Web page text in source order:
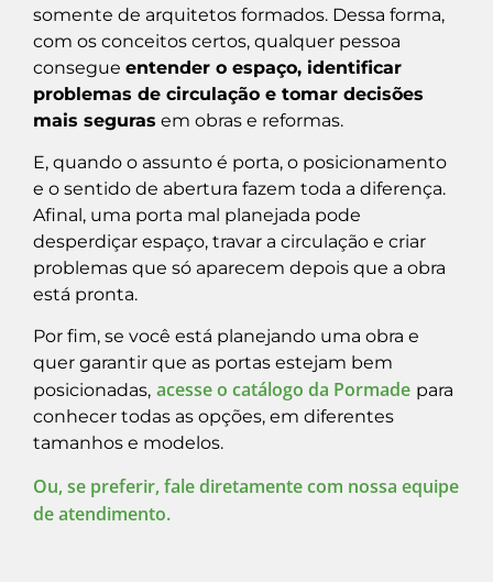
somente de arquitetos formados. Dessa forma,
com os conceitos certos, qualquer pessoa
consegue entender o espaço, identificar
problemas de circulação e tomar decisões
mais seguras em obras e reformas.
E, quando o assunto é porta, o posicionamento
e o sentido de abertura fazem toda a diferença.
Afinal, uma porta mal planejada pode
desperdiçar espaço, travar a circulação e criar
problemas que só aparecem depois que a obra
está pronta.
Por fim, se você está planejando uma obra e
quer garantir que as portas estejam bem
posicionadas, acesse o catálogo da Pormade para
conhecer todas as opções, em diferentes
tamanhos e modelos.
Ou, se preferir, fale diretamente com nossa equipe
de atendimento.